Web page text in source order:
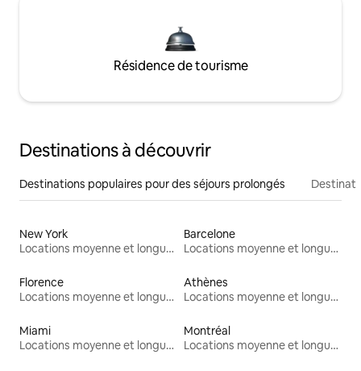
Résidence de tourisme
Destinations à découvrir
Destinations populaires pour des séjours prolongés
New York
Locations moyenne et longue durée
Barcelone
Locations moyenne et longue durée
Florence
Locations moyenne et longue durée
Athènes
Locations moyenne et longue durée
Miami
Locations moyenne et longue durée
Montréal
Locations moyenne et longue durée